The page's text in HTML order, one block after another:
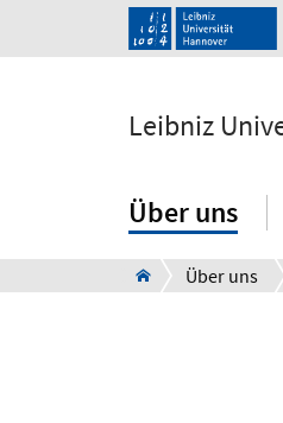
Leibniz
Über uns
Über uns